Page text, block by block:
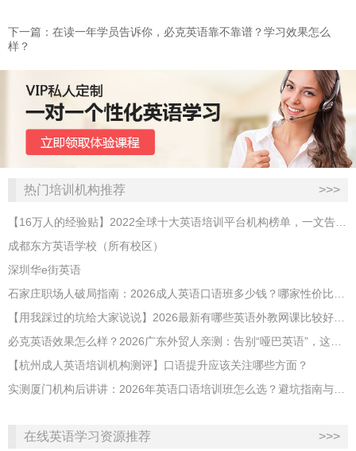
下一篇：在读一年学员告诉你，必克英语靠不靠谱？学习效果怎么
样？
热门培训机构推荐 >>>
【16万人的经验贴】2022全球十大英语培训平台机构榜单，一文告诉你
成都东方英语学校（所有校区）
深圳华e街英语
石家庄职场人破局指南：2026成人英语口语班多少钱？哪家性价比高？
【用我踩过的坑给大家说说】2026最新有哪些英语外教网课比较好？哪家性价比高？
必克英语效果怎么样？2026广东外贸人亲测：告别“哑巴英语”，这才是成年人最高效的自救指南！
【杭州成人英语培训机构测评】口语提升应该关注哪些方面？
实测厦门机构后讲讲：2026年英语口语培训班怎么选？避坑指南与高效学习新范式
在线英语学习资源推荐 >>>